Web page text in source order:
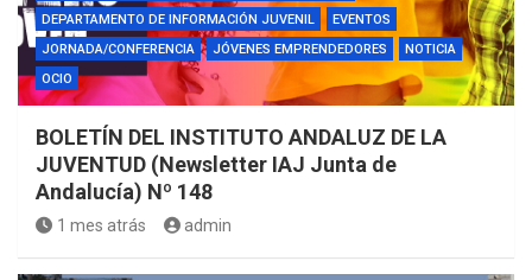
DEPARTAMENTO DE INFORMACIÓN JUVENIL
EVENTOS
JORNADA/CONFERENCIA
JÓVENES EMPRENDEDORES
NOTICIA
OCIO
BOLETÍN DEL INSTITUTO ANDALUZ DE LA
JUVENTUD (Newsletter IAJ Junta de
Andalucía) Nº 148
1 mes atrás admin